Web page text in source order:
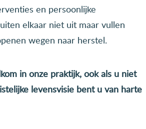
en persoonlijke
elkaar niet uit maar vullen
wegen naar herstel.
in onze praktijk, ook als u niet
levensvisie bent u van harte